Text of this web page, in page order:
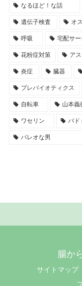
なるほど！な話
遺伝子検査 オ
呼吸 宅配サー
花粉症対策 ア
炎症 臓器
プレバイオティクス
自転車 山本義
ワセリン バド
パレオな男
腸か
サイトマップ